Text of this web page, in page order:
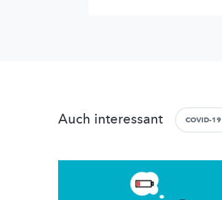
Auch interessant COVID-19